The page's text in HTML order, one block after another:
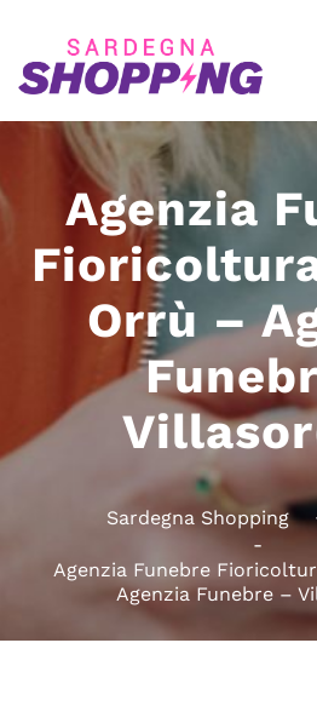
Agenzia
Orrù –
Sardegna Shopping
Agenzia Funebre
Agenzia Funebre –